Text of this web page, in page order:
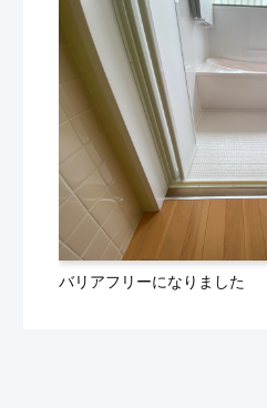
バリアフリーになりました